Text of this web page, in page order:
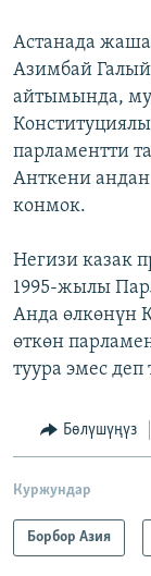
Астанада
Азимбай
айтымында,
парламентти
Анткени андан
конмок.
Негизи казак
1995-жылы
Анда өлкөнүн
өткөн
туура эмес деп
Бөлүшүңүз
Куржундар
Борбор Азия